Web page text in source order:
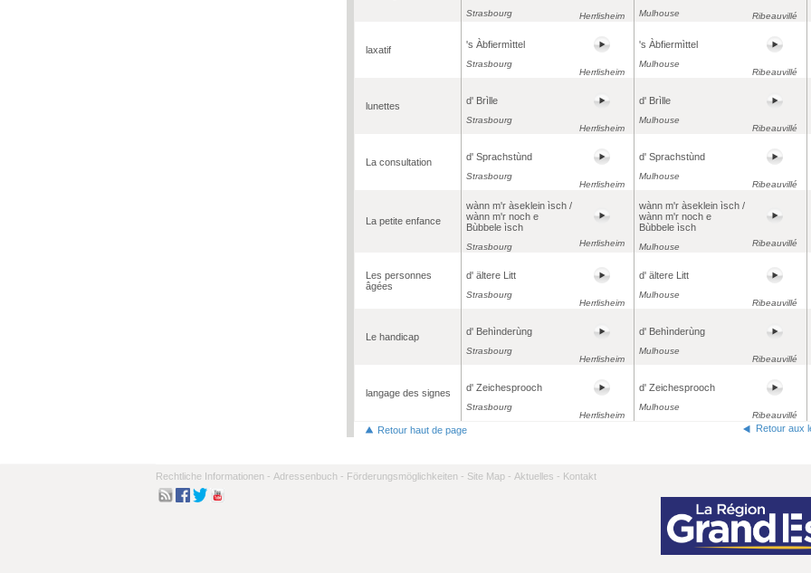
Strasbourg Herrlisheim Mulhouse Ribeauvillé
laxatif 's Àbfiermìttel
Strasbourg
Herrlisheim
's Àbfiermìttel
Mulhouse
Ribeauvillé
lunettes d' Brìlle
Strasbourg
Herrlisheim
d' Brìlle
Mulhouse
Ribeauvillé
La consultation d' Sprachstùnd
Strasbourg
Herrlisheim
d' Sprachstùnd
Mulhouse
Ribeauvillé
La petite enfance
wànn m'r àseklein ìsch /
wànn m'r noch e
Bùbbele ìsch
Strasbourg Herrlisheim
wànn m'r àseklein ìsch /
wànn m'r noch e
Bùbbele ìsch
Mulhouse Ribeauvillé
Les personnes
âgées
d' ältere Litt
Strasbourg
Herrlisheim
d' ältere Litt
Mulhouse
Ribeauvillé
Le handicap d' Behìnderùng
Strasbourg
Herrlisheim
d' Behìnderùng
Mulhouse
Ribeauvillé
langage des signes d' Zeichesprooch
Strasbourg
Herrlisheim
d' Zeichesprooch
Mulhouse
Ribeauvillé
Retour haut de page Retour aux
Rechtliche Informationen - Adressenbuch - Förderungsmöglichkeiten - Site Map - Aktuelles - Kontakt